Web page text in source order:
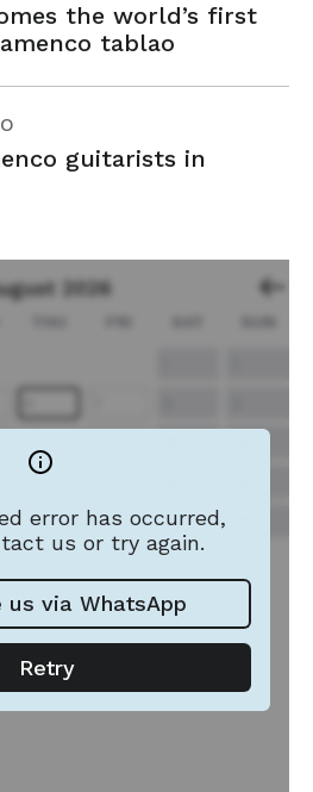
the world’s first
tablao
guitarists in